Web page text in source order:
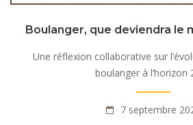
Boulanger, que deviendra le
Une réflexion collaborative sur
boulanger à l’horizon
7 septembre